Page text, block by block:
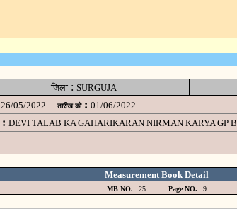
जिला: SURGUJA
26/05/2022 तारीख को : 01/06/2022
: DEVI TALAB KA GAHARIKARAN NIRMAN KARYA GP
Measurement Book Detail
MB NO. 25 Page NO. 9